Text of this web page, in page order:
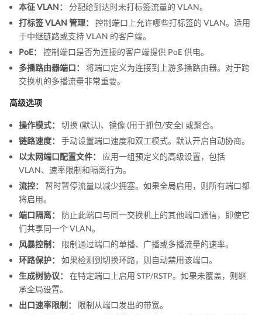
本征 VLAN：
分配给到达时未打标签流量的 VLAN。
打标签 VLAN 管理：
控制端口上允许哪些打标签的 VLAN。适用
于中继链路或支持 VLAN 的客户端。
PoE：
控制端口是否为连接的客户端提供 PoE 供电。
多播路由器端口：
将端口定义为连接到上游多播路由器。对于跨
交换机的多播流量非常重要。
高级选项
操作模式：
切换 (默认)、镜像 (用于抓包/安全) 或聚合。
链路速度：
手动设置端口速度和双工模式。默认开启自动协商。
以太网端口配置文件：
应用一组预定义的高级设置，包括
VLAN、速率限制和隔离行为。
流控：
暂时暂停流量以减少拥塞。如果全局启用，则所有端口都
将启用。
端口隔离：
防止此端口与同一交换机上的其他端口通信，即使它
们共享同一个 VLAN。
风暴控制：
限制通过端口的单播、广播或多播流量的速率。
环路保护：
如果检测到切换环路，则自动禁用该端口。
生成树协议：
在特定端口上启用 STP/RSTP。如果未覆盖，则继
承全局设置。
出口速率限制：
限制从端口发出的带宽。